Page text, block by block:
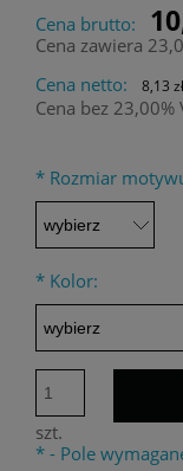
Cena brutto:
Cena zawiera
Cena netto:
8,13 zł
Cena bez 23,00%
* Rozmiar
* Kolor:
szt.
* - Pole